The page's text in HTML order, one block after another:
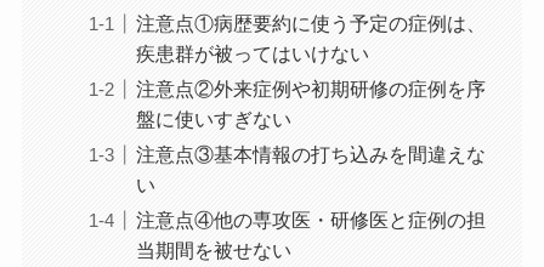
注意点①病歴要約に使う予定の症例は、
疾患群が被ってはいけない
注意点②外来症例や初期研修の症例を序
盤に使いすぎない
注意点③基本情報の打ち込みを間違えな
い
注意点④他の専攻医・研修医と症例の担
当期間を被せない